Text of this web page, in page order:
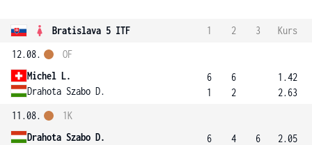
Bratislava 5 ITF 1 2 3
Kurs
12.08.
Michel L.
Drahota Szabo D.
OF
6
1
6
2
1.42
2.63
11.08.
Drahota Szabo D.
1K
6
4
6
2.05